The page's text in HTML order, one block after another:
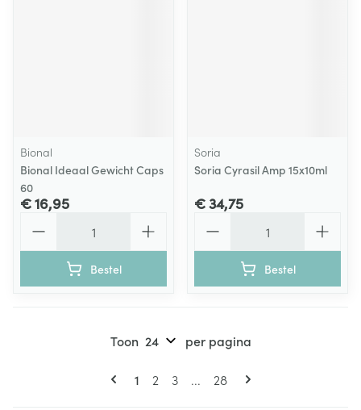
Bional
Bional Ideaal Gewicht Caps
60
€ 16,95
Bestel
Soria
Soria Cyrasil Amp 15x10ml
€ 34,75
Bestel
Pagina's
U lees momenteel pagina
1 Pagina
2 Pagina
3 ... Pagina
28
Toon per pagina